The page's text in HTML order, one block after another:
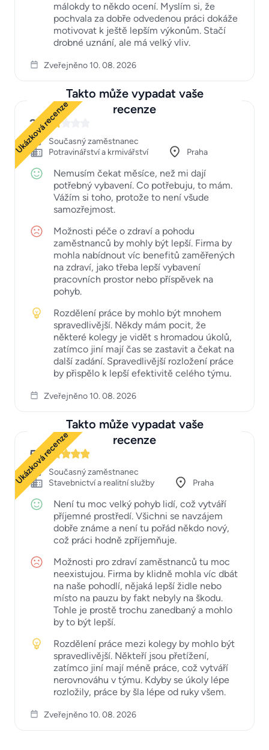
málokdy to někdo ocení. Myslím si, že
pochvala za dobře odvedenou práci dokáže
motivovat k ještě lepším výkonům. Stačí
drobné uznání, ale má velký vliv.
Zveřejněno 10. 08. 2026
Takto může vypadat vaše
recenze
Ukázková recenze
2
Současný zaměstnanec
Potravinářství a krmivářství
Praha
Nemusím čekat měsíce, než mi dají
potřebný vybavení. Co potřebuju, to mám.
Vážím si toho, protože to není všude
samozřejmost.
Možnosti péče o zdraví a pohodu
zaměstnanců by mohly být lepší. Firma by
mohla nabídnout víc benefitů zaměřených
na zdraví, jako třeba lepší vybavení
pracovních prostor nebo příspěvek na
pohyb.
Rozdělení práce by mohlo být mnohem
spravedlivější. Někdy mám pocit, že
některé kolegy je vidět s hromadou úkolů,
zatímco jiní mají čas se zastavit a čekat na
další zadání. Spravedlivější rozložení práce
by přispělo k lepší efektivitě celého týmu.
Zveřejněno 10. 08. 2026
Takto může vypadat vaše
recenze
Ukázková recenze
5
Současný zaměstnanec
Stavebnictví a realitní služby
Praha
Není tu moc velký pohyb lidí, což vytváří
příjemné prostředí. Všichni se navzájem
dobře známe a není tu pořád někdo nový,
což práci hodně zpříjemňuje.
Možnosti pro zdraví zaměstnanců tu moc
neexistujou. Firma by klidně mohla víc dbát
na naše pohodlí, nějaká lepší židle nebo
místo na pauzu by fakt nebyly na škodu.
Tohle je prostě trochu zanedbaný a mohlo
by to být lepší.
Rozdělení práce mezi kolegy by mohlo být
spravedlivější. Někteří jsou přetížení,
zatímco jiní mají méně práce, což vytváří
nerovnováhu v týmu. Kdyby se úkoly lépe
rozložily, práce by šla lépe od ruky všem.
Zveřejněno 10. 08. 2026